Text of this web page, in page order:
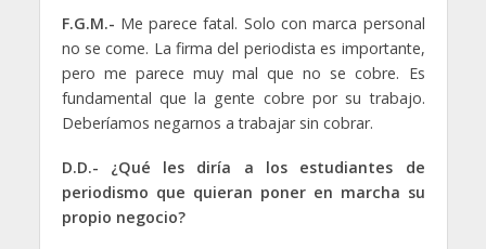
F.G.M.- Me parece fatal. Solo con marca personal
no se come. La firma del periodista es importante,
pero me parece muy mal que no se cobre. Es
fundamental que la gente cobre por su trabajo.
Deberíamos negarnos a trabajar sin cobrar.
D.D.- ¿Qué les diría a los estudiantes de
periodismo que quieran poner en marcha su
propio negocio?